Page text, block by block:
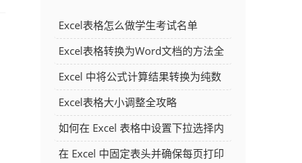
Excel表格怎么做学生考试名单
Excel表格转换为Word文档的方法全
解析
Excel 中将公式计算结果转换为纯数
字的多种方法
Excel表格大小调整全攻略
如何在 Excel 表格中设置下拉选择内
容
在 Excel 中固定表头并确保每页打印